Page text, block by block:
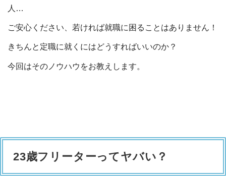
人…
ご安心ください、若ければ就職に困ることはありません！
きちんと定職に就くにはどうすればいいのか？
今回はそのノウハウをお教えします。
23歳フリーターってヤバい？